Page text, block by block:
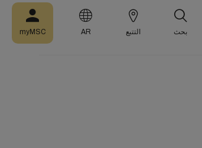
بحث التتبع AR
myMSC